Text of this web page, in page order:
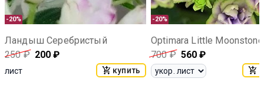
-20%
Ландыш Серебристый
250₽ 200 ₽
лист купить
-20%
Optimara Little Moonstone
700₽ 560 ₽